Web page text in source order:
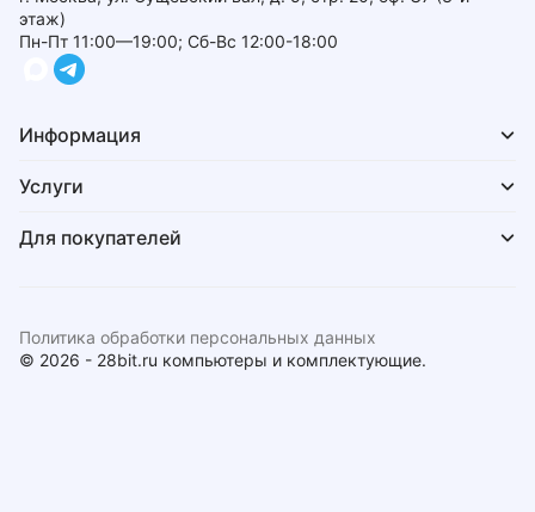
этаж)
Пн-Пт 11:00—19:00; Сб-Вс 12:00-18:00
Информация
Услуги
Для покупателей
© 2026 - 28bit.ru компьютеры и комплектующие.
Политика обработки персональных данных